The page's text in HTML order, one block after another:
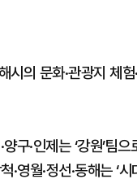
시의 문화·관광지 체
구·인제는 ‘강원’팀
·영월·정선·동해는